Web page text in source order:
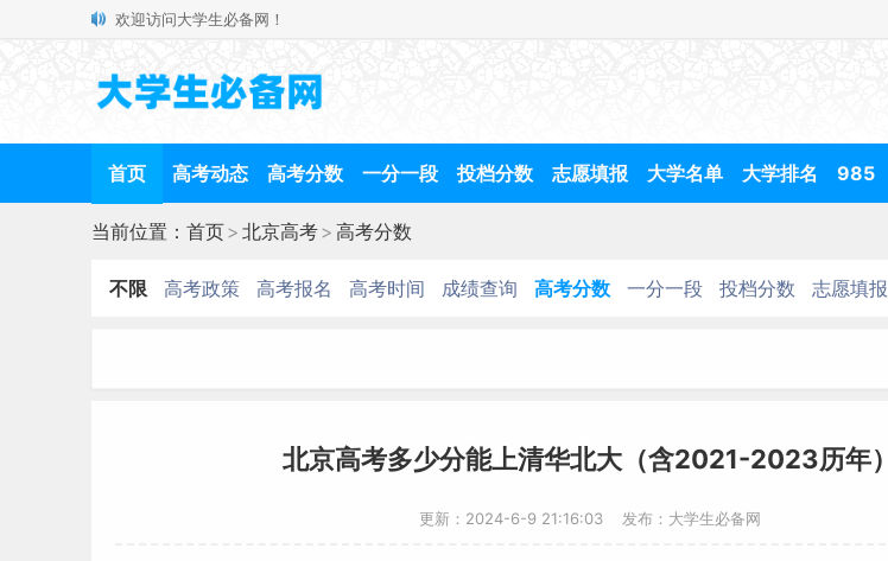
欢迎访问大学生必备网！
首页 高考动态 高考分数 一分一段 投档分数 志愿填报 大学名单 大学排名 985
当前位置： 首页> 北京高考> 高考分数
不限 高考政策 高考报名 高考时间 成绩查询 高考分数 一分一段 投档分数 志愿填报
北京高考多少分能上清华北大（含2021-2023历年）
更新：2024-6-9 21:16:03 发布：大学生必备网